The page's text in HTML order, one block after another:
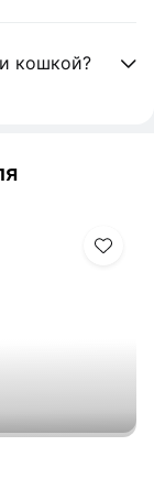
кошкой?